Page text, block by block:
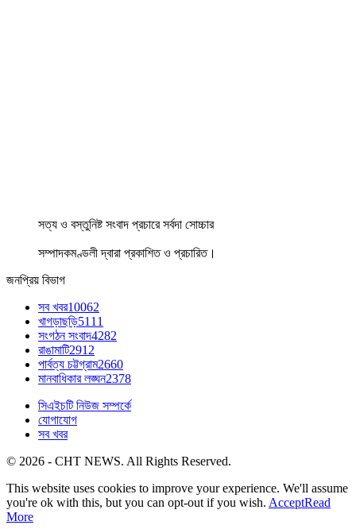
সত্য ও বস্তুনিষ্ট সংবাদ প্রচারে সর্বদা সোচ্চার
সম্পাদকমণ্ডলী দ্বারা প্রকাশিত ও প্রচারিত।
জনপ্রিয় বিভাগ
সব খবর10062
খাগড়াছড়ি5111
সংগঠন সংবাদ4282
রাঙামাটি2912
পার্বত্য চট্টগ্রাম2660
মানবাধিকার লঙ্ঘন2378
সিএইচটি নিউজ সম্পর্কে
যোগাযোগ
সব খবর
© 2026 - CHT NEWS. All Rights Reserved.
This website uses cookies to improve your experience. We'll assume
you're ok with this, but you can opt-out if you wish. AcceptRead
More